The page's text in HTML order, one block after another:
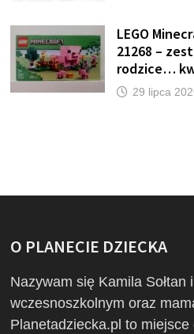
LEGO
21268 –
rodzice…
29 lipca
O PLANECIE DZIECKA
Nazywam się Kamila Sołtan
wczesnoszkolnym oraz
Planetadziecka.pl to